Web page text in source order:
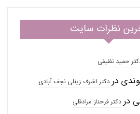
نظرات سایت
حمید نظیفی
دردکتر اشرف زینلی نجف آبادی
دردکتر فرحناز مرادقلی